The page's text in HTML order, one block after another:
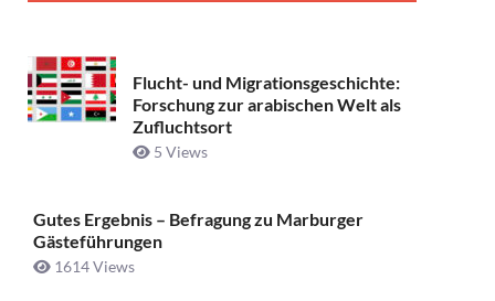
Flucht- und Migrationsgeschichte:
Forschung zur arabischen Welt als
Zufluchtsort
5 Views
Gutes Ergebnis – Befragung zu Marburger
Gästeführungen
1614 Views